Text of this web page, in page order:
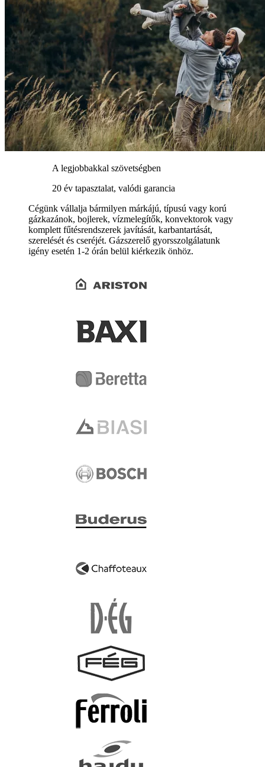
A legjobbakkal szövetségben
20 év tapasztalat, valódi garancia
Cégünk vállalja bármilyen márkájú, típusú vagy korú
gázkazánok, bojlerek, vízmelegítők, konvektorok vagy
komplett fűtésrendszerek javítását, karbantartását,
szerelését és cseréjét. Gázszerelő gyorsszolgálatunk
igény esetén 1-2 órán belül kiérkezik önhöz.